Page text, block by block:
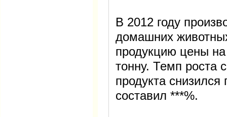
В 2012 году
домашних
продукцию цены
тонну. Темп роста
продукта
составил ***%.